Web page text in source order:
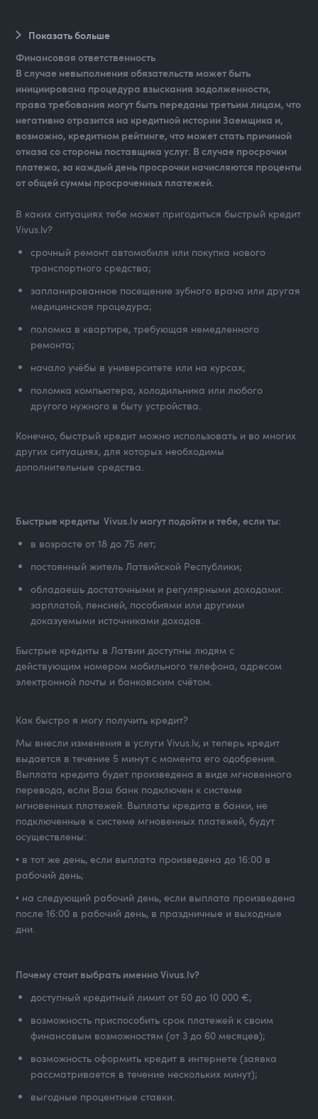
Показать больше
Финансовая ответственность
В случае невыполнения обязательств может быть
инициирована процедура взыскания задолженности,
права требования могут быть переданы третьим лицам, что
негативно отразится на кредитной истории Заемщика и,
возможно, кредитном рейтинге, что может стать причиной
отказа со стороны поставщика услуг. В случае просрочки
платежа, за каждый день просрочки начисляются проценты
от общей суммы просроченных платежей.
В каких ситуациях тебе может пригодиться быстрый кредит
Vivus.lv?
срочный ремонт автомобиля или покупка нового
транспортного средства;
запланированное посещение зубного врача или другая
медицинская процедура;
поломка в квартире, требующая немедленного
ремонта;
начало учёбы в университете или на курсах;
поломка компьютера, холодильника или любого
другого нужного в быту устройства.
Конечно, быстрый кредит можно использовать и во многих
других ситуациях, для которых необходимы
дополнительные средства.
Быстрые кредиты Vivus.lv могут подойти и тебе, если ты:
в возрасте от 18 до 75 лет;
постоянный житель Латвийской Республики;
обладаешь достаточными и регулярными доходами:
зарплатой, пенсией, пособиями или другими
доказуемыми источниками доходов.
Быстрые кредиты в Латвии доступны людям с
действующим номером мобильного телефона, адресом
электронной почты и банковским счётом.
Как быстро я могу получить кредит?
Мы внесли изменения в услуги Vivus.lv, и теперь кредит
выдается в течение 5 минут с момента его одобрения.
Выплата кредита будет произведена в виде мгновенного
перевода, если Ваш банк подключен к системе
мгновенных платежей. Выплаты кредита в банки, не
подключенные к системе мгновенных платежей, будут
осуществлены:
• в тот же день, если выплата произведена до 16:00 в
рабочий день;
• на следующий рабочий день, если выплата произведена
после 16:00 в рабочий день, в праздничные и выходные
дни.
Почему стоит выбрать именно Vivus.lv?
доступный кредитный лимит от 50 до 10 000 €;
возможность приспособить срок платежей к своим
финансовым возможностям (от 3 до 60 месяцев);
возможность оформить кредит в интернете (заявка
рассматривается в течение нескольких минут);
выгодные процентные ставки.